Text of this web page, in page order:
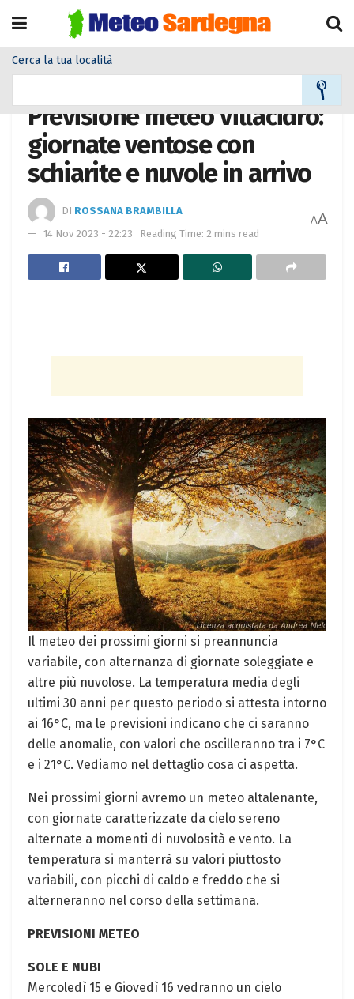
Cerca la tua località
Previsione meteo Villacidro:
giornate ventose con
schiarite e nuvole in arrivo
DI ROSSANA BRAMBILLA
14 Nov 2023 - 22:23
Reading Time: 2 mins read
AA
Il meteo dei‌ prossimi giorni si ⁢preannuncia
variabile, con alternanza di giornate⁤ soleggiate ⁣e
altre più nuvolose. La temperatura media⁤ degli
ultimi ​30 anni per questo‌ periodo si attesta ⁢intorno
ai‍ 16°C, ma le previsioni indicano⁣ che ci ⁢saranno‌
delle anomalie, con⁣ valori che⁤ oscilleranno ⁤tra ⁢i ⁣7°C
e i 21°C. Vediamo nel dettaglio⁤ cosa ci aspetta.
Nei prossimi⁣ giorni avremo‍ un meteo altalenante,
con giornate caratterizzate ‍da cielo sereno
alternate a momenti di nuvolosità e vento. La
temperatura si ‍manterrà su‍ valori​ piuttosto
variabili, ⁣con picchi di caldo e freddo che si
alterneranno nel corso della settimana.
PREVISIONI​ METEO
SOLE E NUBI
Mercoledì 15 e Giovedì 16 vedranno​ un⁣ cielo